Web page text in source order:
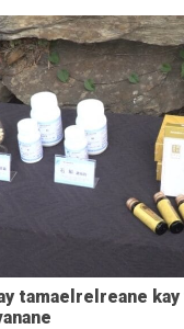
tamaelrelreane